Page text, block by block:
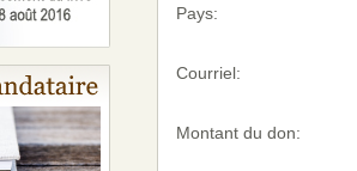
Pays:
Courriel:
Montant du don: